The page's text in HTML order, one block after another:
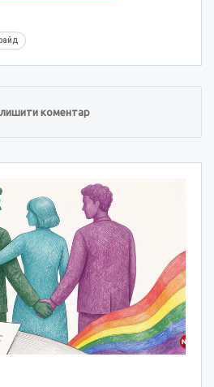
коментар